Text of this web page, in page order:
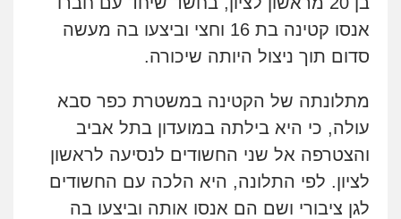
אנסו קטינה בת 16 וחצי וביצעו בה מעשה
סדום תוך ניצול היותה שיכורה.
מתלונתה של הקטינה במשטרת כפר סבא
עולה, כי היא בילתה במועדון בתל אביב
והצטרפה אל שני החשודים לנסיעה לראשון
לציון. לפי התלונה, היא הלכה עם החשודים
לגן ציבורי ושם הם אנסו אותה וביצעו בה